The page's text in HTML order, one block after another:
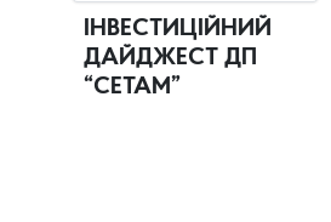
ІНВЕСТИЦІЙНИЙ
ДАЙДЖЕСТ ДП
“СЕТАМ”